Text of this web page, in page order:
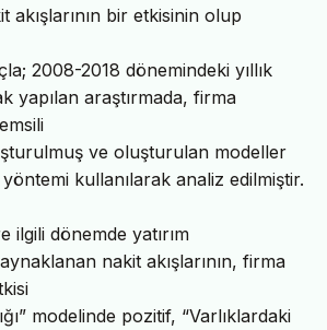
akışlarının bir etkisinin olup
2008-2018 dönemindeki yıllık
yapılan araştırmada, firma
ve oluşturulan modeller
kullanılarak analiz edilmiştir.
ilgili dönemde yatırım
nakit akışlarının, firma
modelinde pozitif, “Varlıklardaki